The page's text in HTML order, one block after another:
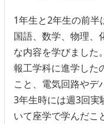
1年生と2年生の前
国語、数学、物理、
な内容を学びました
報工学科に進学した
こと、電気回路やデ
3年生時には週3回実
いて座学で学んだこ